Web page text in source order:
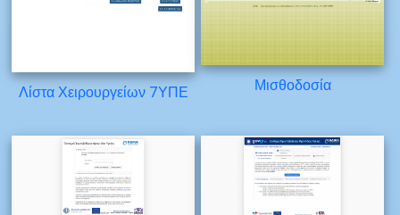
Λίστα Χειρουργείων 7ΥΠΕ Μισθοδοσία